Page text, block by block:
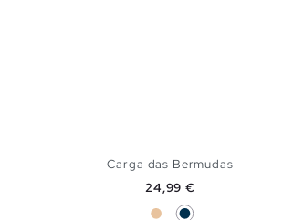
ADICIONAR NO TEU CESTO
Carga das Bermudas
Preço
24,99 €
BegeAzul Marinho